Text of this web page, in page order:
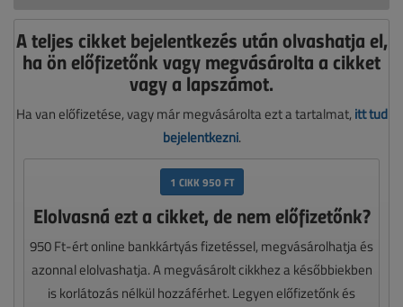
A teljes cikket bejelentkezés után olvashatja el,
ha ön előfizetőnk vagy megvásárolta a cikket
vagy a lapszámot.
Ha van előfizetése, vagy már megvásárolta ezt a tartalmat, itt tud
bejelentkezni.
1 CIKK 950 FT
Elolvasná ezt a cikket, de nem előfizetőnk?
950 Ft-ért online bankkártyás fizetéssel, megvásárolhatja és
azonnal elolvashatja. A megvásárolt cikkhez a későbbiekben
is korlátozás nélkül hozzáférhet. Legyen előfizetőnk és